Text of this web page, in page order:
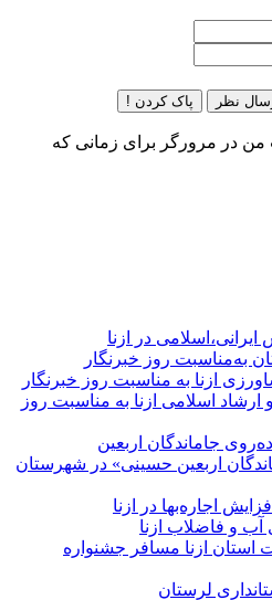
نظر پاک کردن !
من در مرورگر برای زمانی که
ایرانی،اسلامی در ازنا
به‌مناسبت روز خبرنگار
ازنا به مناسبت روز خبرنگار
ارشاد اسلامی ازنا به مناسبت روز
جاماندگان اربعین
اربعین حسینی» در شهرستان
اجاره‌بها در ازنا
آب و فاضلاب ازنا
ازنا مسافر جشنواره
لرستان